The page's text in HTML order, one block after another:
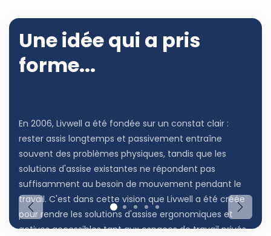
Une idée qui a pris
forme...
En 2006, Livwell a été fondée sur un constat clair :
rester assis longtemps et passivement entraîne
souvent des problèmes physiques, tandis que les
solutions d'assise existantes ne répondent pas
suffisamment au besoin de mouvement pendant le
travail. C'est dans cette vision que Livwell a été créée
pour rendre les solutions d'assise ergonomiques et
actives accessibles tant aux espaces de travail privés
Vorige